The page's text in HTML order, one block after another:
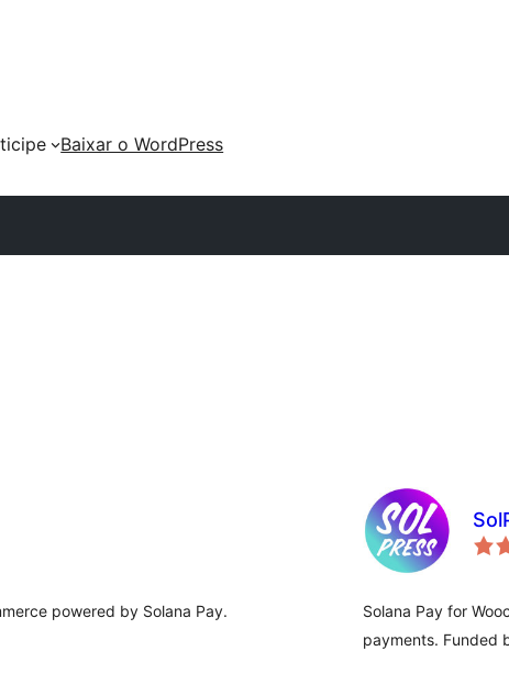
Baixar o WordPress
powered by Solana Pay.
Solana Pay for
payments. Funded